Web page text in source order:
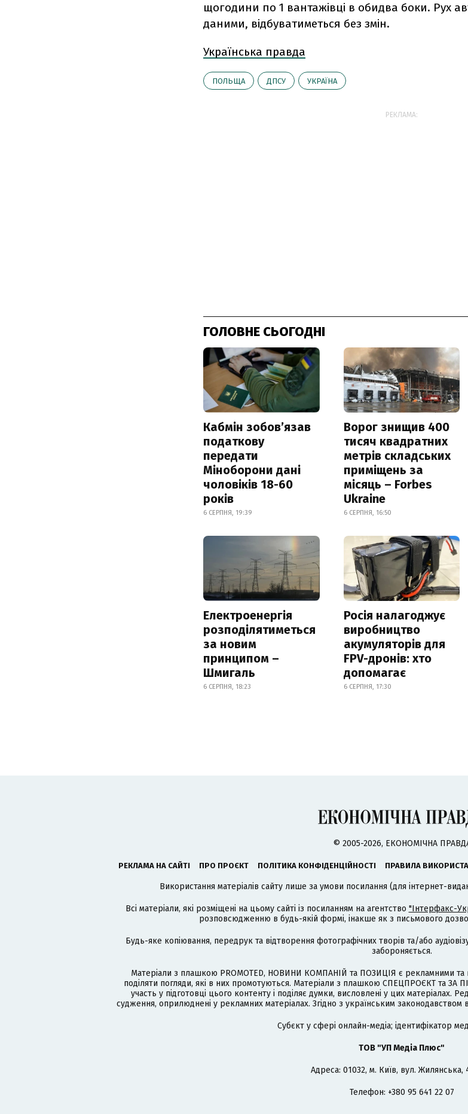
щогодини по 1 вантажівці в обидва боки. Рух
даними, відбуватиметься без змін.
Українська правда
ПОЛЬЩА ДПСУ УКРАЇНА
РЕКЛАМА:
ГОЛОВНЕ СЬОГОДНІ
Кабмін зобовʼязав
податкову
передати
Міноборони дані
чоловіків 18-60
років
6 СЕРПНЯ, 19:39
Ворог знищив 400
тисяч квадратних
метрів складських
приміщень за
місяць – Forbes
Ukraine
6 СЕРПНЯ, 16:50
Електроенергія
розподілятиметься
за новим
принципом –
Шмигаль
6 СЕРПНЯ, 18:23
Росія налагоджує
виробництво
акумуляторів для
FPV-дронів: хто
допомагає
6 СЕРПНЯ, 17:30
© 2005-2026, ЕКОНОМІЧНА
РЕКЛАМА НА САЙТІ ПРО ПРОЄКТ ПОЛІТИКА КОНФІДЕНЦІЙНОСТІ ПРАВИЛА
Використання матеріалів сайту лише за умови посилання (для інтернет-
Всі матеріали, які розміщені на цьому сайті із посиланням на агентство "Інтерфакс-
розповсюдженню в будь-якій формі, інакше як з письмового
Будь-яке копіювання, передрук та відтворення фотографічних творів та/або
забороняється.
Матеріали з плашкою PROMOTED, НОВИНИ КОМПАНІЙ та ПОЗИЦІЯ є рекламними та
поділяти погляди, які в них промотуються. Матеріали з плашкою СПЕЦПРОЄКТ та
участь у підготовці цього контенту і поділяє думки, висловлені у цих матеріалах.
судження, оприлюднені у рекламних матеріалах. Згідно з українським законодавством
Cубєкт у сфері онлайн-медіа; ідентифікатор
ТОВ "УП Медіа Плюс"
Адреса: 01032, м. Київ, вул. Жилянська,
Телефон: +380 95 641 22 07